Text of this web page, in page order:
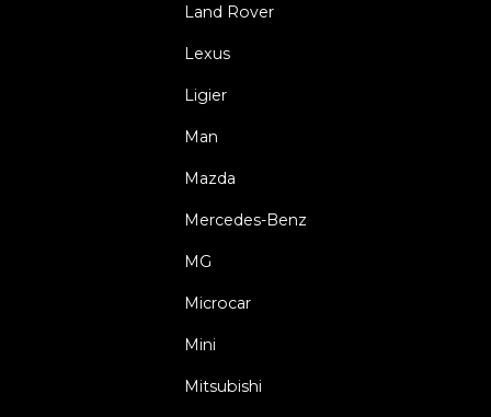
Land Rover
Lexus
Ligier
Man
Mazda
Mercedes-Benz
MG
Microcar
Mini
Mitsubishi